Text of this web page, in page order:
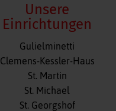
Unsere
Einrichtungen
Navigation
überspringen
Gulielminetti
Clemens-Kessler-Haus
St. Martin
St. Michael
St. Georgshof